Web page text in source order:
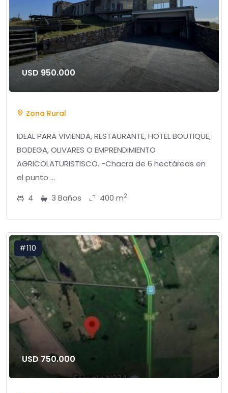
USD 950.000
Zona Rural
IDEAL PARA VIVIENDA, RESTAURANTE, HOTEL BOUTIQUE,
BODEGA, OLIVARES O EMPRENDIMIENTO
AGRICOLATURISTISCO. -Chacra de 6 hectáreas en
el punto ...
4
3 Baños 400 m2
#110
USD 750.000